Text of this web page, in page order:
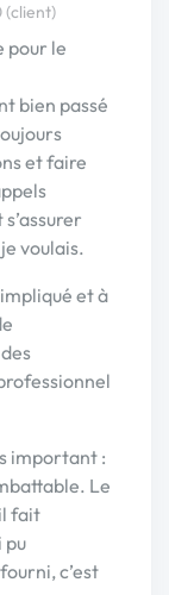
(client)
pour le
bien passé
et faire
voulais.
et à
important :
Le
fait
pu
c’est